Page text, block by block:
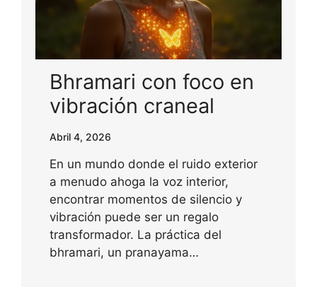
Bhramari con foco en
vibración craneal
Abril 4, 2026
En un mundo donde el ruido exterior
a menudo ahoga la voz interior,
encontrar momentos de silencio y
vibración puede ser un regalo
transformador. La práctica del
bhramari, un pranayama…